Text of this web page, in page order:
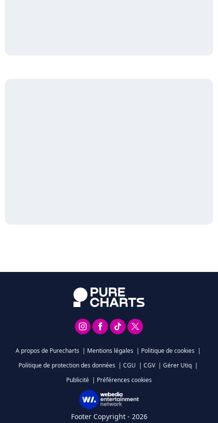
A propos de Purecharts | Mentions légales | Politique de cookies |
Politique de protection des données | CGU | CGV | Gérer Utiq |
Publicité | Préférences cookies
Footer Copyright - 2026